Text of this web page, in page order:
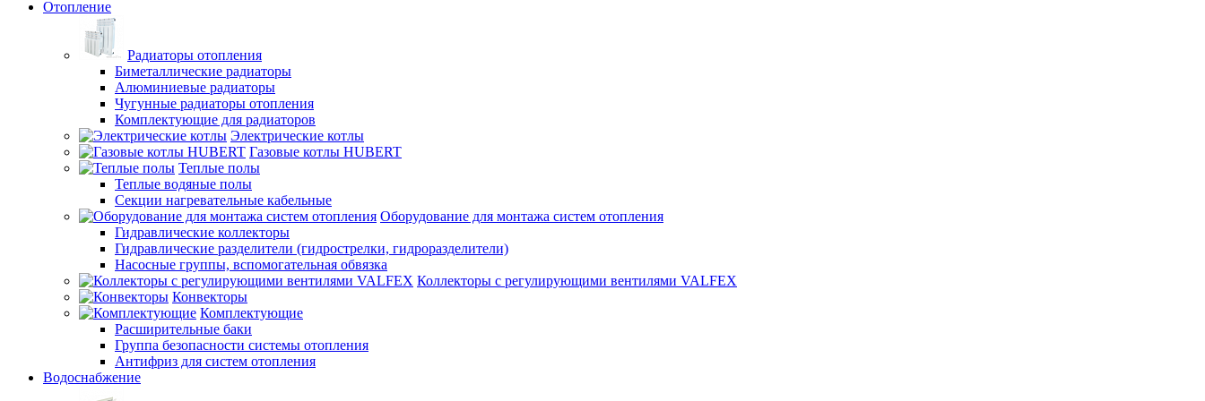
Отопление
Радиаторы отопления
Биметаллические радиаторы
Алюминиевые радиаторы
Чугунные радиаторы отопления
Комплектующие для радиаторов
Электрические котлы
Газовые котлы HUBERT
Теплые полы
Теплые водяные полы
Секции нагревательные кабельные
Оборудование для монтажа систем отопления
Гидравлические коллекторы
Гидравлические разделители (гидрострелки, гидроразделители)
Насосные группы, вспомогательная обвязка
Коллекторы с регулирующими вентилями VALFEX
Конвекторы
Комплектующие
Расширительные баки
Группа безопасности системы отопления
Антифриз для систем отопления
Водоснабжение